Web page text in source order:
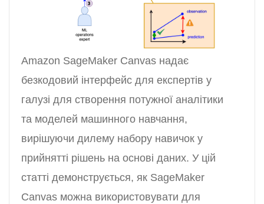
Amazon SageMaker Canvas надає
безкодовий інтерфейс для експертів у
галузі для створення потужної аналітики
та моделей машинного навчання,
вирішуючи дилему набору навичок у
прийнятті рішень на основі даних. У цій
статті демонструється, як SageMaker
Canvas можна використовувати для